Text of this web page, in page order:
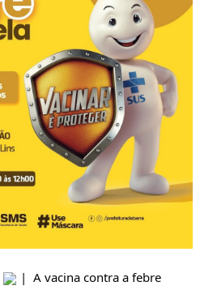
|  A vacina contra a febre